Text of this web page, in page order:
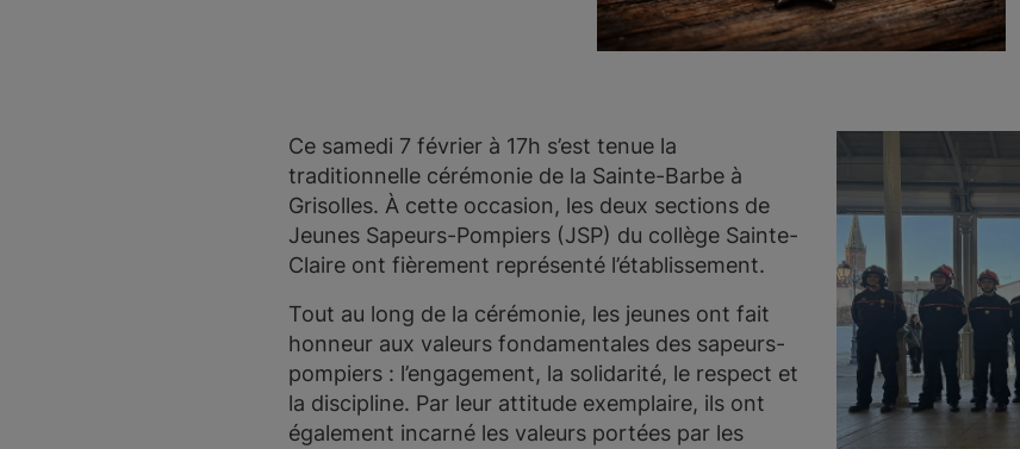
Ce samedi 7 février à 17h s’est tenue la
traditionnelle cérémonie de la Sainte-Barbe à
Grisolles. À cette occasion, les deux sections de
Jeunes Sapeurs-Pompiers (JSP) du collège Sainte-
Claire ont fièrement représenté l’établissement.
Tout au long de la cérémonie, les jeunes ont fait
honneur aux valeurs fondamentales des sapeurs-
pompiers : l’engagement, la solidarité, le respect et
la discipline. Par leur attitude exemplaire, ils ont
également incarné les valeurs portées par les